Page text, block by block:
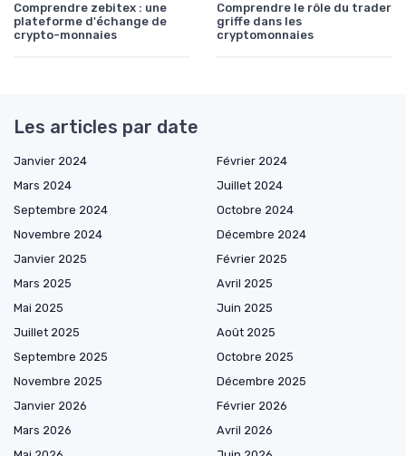
Comprendre zebitex : une
plateforme d'échange de
crypto-monnaies
Comprendre le rôle du trader
griffe dans les
cryptomonnaies
Les articles par date
Janvier 2024
Février 2024
Mars 2024
Juillet 2024
Septembre 2024
Octobre 2024
Novembre 2024
Décembre 2024
Janvier 2025
Février 2025
Mars 2025
Avril 2025
Mai 2025
Juin 2025
Juillet 2025
Août 2025
Septembre 2025
Octobre 2025
Novembre 2025
Décembre 2025
Janvier 2026
Février 2026
Mars 2026
Avril 2026